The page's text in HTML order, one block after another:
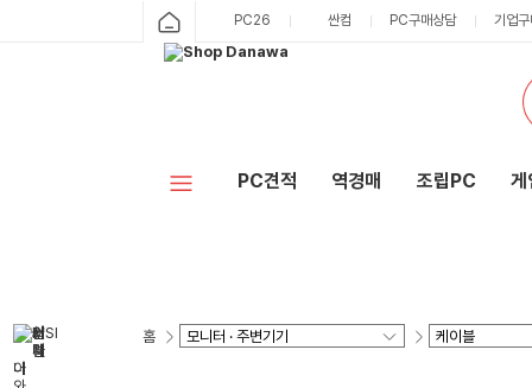
PC26 싼컴 PC구매상담 기업
PC견적 역경매 조립PC 게
홈